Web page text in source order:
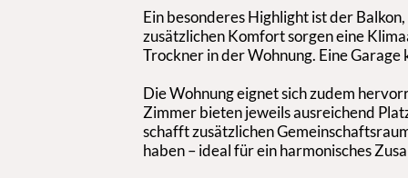
Ein besonderes Highlight ist der
zusätzlichen Komfort sorgen eine
Trockner in der Wohnung. Eine
Die Wohnung eignet sich zudem
Zimmer bieten jeweils ausreichend
schafft zusätzlichen
haben – ideal für ein harmonisches